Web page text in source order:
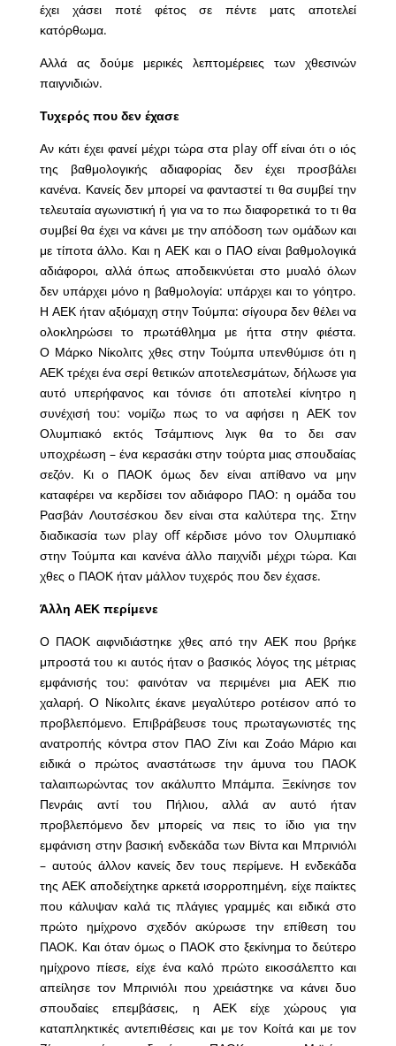
έχει χάσει ποτέ φέτος σε πέντε ματς αποτελεί
κατόρθωμα.
Αλλά ας δούμε μερικές λεπτομέρειες των χθεσινών
παιγνιδιών.
Τυχερός που δεν έχασε
Αν κάτι έχει φανεί μέχρι τώρα στα play off είναι ότι ο ιός
της βαθμολογικής αδιαφορίας δεν έχει προσβάλει
κανένα. Κανείς δεν μπορεί να φανταστεί τι θα συμβεί την
τελευταία αγωνιστική ή για να το πω διαφορετικά το τι θα
συμβεί θα έχει να κάνει με την απόδοση των ομάδων και
με τίποτα άλλο. Και η ΑΕΚ και ο ΠΑΟ είναι βαθμολογικά
αδιάφοροι, αλλά όπως αποδεικνύεται στο μυαλό όλων
δεν υπάρχει μόνο η βαθμολογία: υπάρχει και το γόητρο.
Η ΑΕΚ ήταν αξιόμαχη στην Τούμπα: σίγουρα δεν θέλει να
ολοκληρώσει το πρωτάθλημα με ήττα στην φιέστα.
Ο Μάρκο Νίκολιτς χθες στην Τούμπα υπενθύμισε ότι η
ΑΕΚ τρέχει ένα σερί θετικών αποτελεσμάτων, δήλωσε για
αυτό υπερήφανος και τόνισε ότι αποτελεί κίνητρο η
συνέχισή του: νομίζω πως το να αφήσει η ΑΕΚ τον
Ολυμπιακό εκτός Τσάμπιονς λιγκ θα το δει σαν
υποχρέωση – ένα κερασάκι στην τούρτα μιας σπουδαίας
σεζόν. Κι ο ΠΑΟΚ όμως δεν είναι απίθανο να μην
καταφέρει να κερδίσει τον αδιάφορο ΠΑΟ: η ομάδα του
Ρασβάν Λουτσέσκου δεν είναι στα καλύτερα της. Στην
διαδικασία των play off κέρδισε μόνο τον Oλυμπιακό
στην Τούμπα και κανένα άλλο παιχνίδι μέχρι τώρα. Και
χθες ο ΠΑΟΚ ήταν μάλλον τυχερός που δεν έχασε.
Άλλη ΑΕΚ περίμενε
Ο ΠΑΟΚ αιφνιδιάστηκε χθες από την ΑΕΚ που βρήκε
μπροστά του κι αυτός ήταν ο βασικός λόγος της μέτριας
εμφάνισής του: φαινόταν να περιμένει μια ΑΕΚ πιο
χαλαρή. Ο Νίκολιτς έκανε μεγαλύτερο ροτέισον από το
προβλεπόμενο. Επιβράβευσε τους πρωταγωνιστές της
ανατροπής κόντρα στον ΠΑΟ Ζίνι και Ζοάο Μάριο και
ειδικά ο πρώτος αναστάτωσε την άμυνα του ΠΑΟΚ
ταλαιπωρώντας τον ακάλυπτο Μπάμπα. Ξεκίνησε τον
Πενράις αντί του Πήλιου, αλλά αν αυτό ήταν
προβλεπόμενο δεν μπορείς να πεις το ίδιο για την
εμφάνιση στην βασική ενδεκάδα των Βίντα και Μπρινιόλι
– αυτούς άλλον κανείς δεν τους περίμενε. Η ενδεκάδα
της ΑΕΚ αποδείχτηκε αρκετά ισορροπημένη, είχε παίκτες
που κάλυψαν καλά τις πλάγιες γραμμές και ειδικά στο
πρώτο ημίχρονο σχεδόν ακύρωσε την επίθεση του
ΠΑΟΚ. Και όταν όμως ο ΠΑΟΚ στο ξεκίνημα το δεύτερο
ημίχρονο πίεσε, είχε ένα καλό πρώτο εικοσάλεπτο και
απείλησε τον Μπρινιόλι που χρειάστηκε να κάνει δυο
σπουδαίες επεμβάσεις, η ΑΕΚ είχε χώρους για
καταπληκτικές αντεπιθέσεις και με τον Κοίτά και με τον